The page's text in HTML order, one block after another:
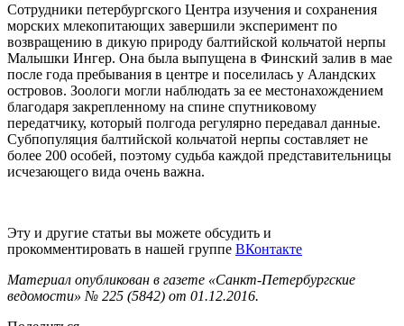
Сотрудники петербургского Центра изучения и сохранения
морских млекопитающих завершили эксперимент по
возвращению в дикую природу балтийской кольчатой нерпы
Малышки Ингер. Она была выпущена в Финский залив в мае
после года пребывания в центре и поселилась у Аландских
островов. Зоологи могли наблюдать за ее местонахождением
благодаря закрепленному на спине спутниковому
передатчику, который полгода регулярно передавал данные.
Субпопуляция балтийской кольчатой нерпы составляет не
более 200 особей, поэтому судьба каждой представительницы
исчезающего вида очень важна.
Эту и другие статьи вы можете обсудить и
прокомментировать в нашей группе ВКонтакте
Материал опубликован в газете «Санкт-Петербургские
ведомости» № 225 (5842) от 01.12.2016.